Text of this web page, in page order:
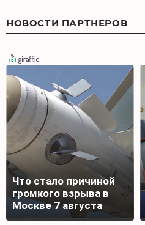
НОВОСТИ ПАРТНЕРОВ
Что стало причиной
громкого взрыва в
Москве 7 августа